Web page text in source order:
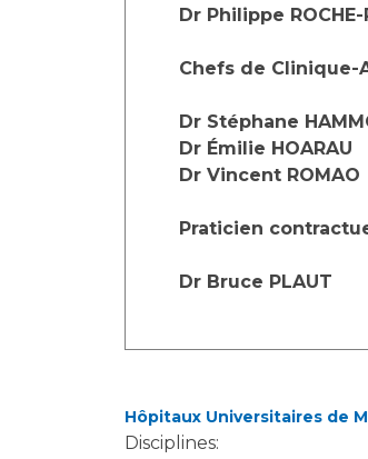
Laïcité et cultes
Livret d'accueil
Transports sanitaires
Vos droits, vos devoirs
Les structures de recherche
Dr Philippe ROCHE-
Chefs de Clinique-
Dr Stéphane
Dr Émilie HOARAU
Dr Vincent ROMAO
Praticien
Dr Bruce PLAUT
Hôpitaux Universitaires de
Disciplines: